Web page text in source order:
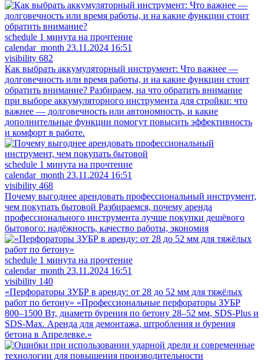
schedule 1 минута на прочтение
calendar_month 23.11.2024 16:51
visibility 682
Как выбрать аккумуляторный инструмент: Что важнее —
долговечность или время работы, и на какие функции стоит
обратить внимание? Разбираем, на что обратить внимание
при выборе аккумуляторного инструмента для стройки: что
важнее — долговечность или автономность, и какие
дополнительные функции помогут повысить эффективность
и комфорт в работе.
schedule 1 минута на прочтение
calendar_month 23.11.2024 16:51
visibility 468
Почему выгоднее арендовать профессиональный инструмент,
чем покупать бытовой Разбираемся, почему аренда
профессионального инструмента лучше покупки дешёвого
бытового: надёжность, качество работы, экономия
schedule 1 минута на прочтение
calendar_month 23.11.2024 16:51
visibility 140
«Перфораторы ЗУБР в аренду: от 28 до 52 мм для тяжёлых
работ по бетону» «Профессиональные перфораторы ЗУБР
800–1500 Вт, диаметр бурения по бетону 28–52 мм, SDS‑Plus и
SDS‑Max. Аренда для демонтажа, штробления и бурения
бетона в Апрелевке.»